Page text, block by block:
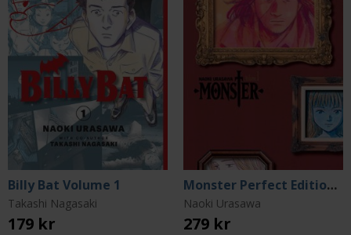
Billy Bat Volume 1
Takashi Nagasaki
179 kr
Monster Perfect Edition Vol 1
Naoki Urasawa
279 kr